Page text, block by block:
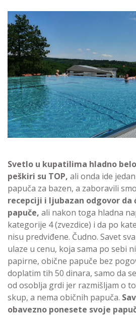
Svetlo u kupatilima hladno
peškiri su TOP, ali onda ide
papuča za bazen, a zaboravili
recepciji i ljubazan odgovor da
papuče, ali nakon toga hladna
kategorije 4 (zvezdice) i da po
nisu predviđene. Čudno. Savet
ulaze u cenu, koja sama po sebi
papirne, obične papuče bez
doplatim tih 50 dinara, samo da
od osoblja grdi jer razmišljam o
skup, a nema običnih papuča.
obavezno ponesete svoje